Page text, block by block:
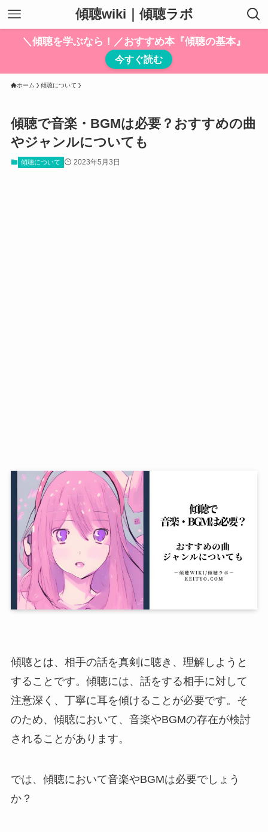
傾聴wiki｜傾聴ラボ
＼傾聴を学ぶなら！／おすすめ本『傾聴の基本』
今すぐ読む
ホーム 傾聴について
傾聴で音楽・BGMは必要？おすすめの曲
やジャンルについても
傾聴について 2023年5月3日
傾聴とは、相手の話を真剣に聴き、理解しようと
することです。傾聴には、話をする相手に対して
注意深く、丁寧に耳を傾けることが必要です。そ
のため、傾聴において、音楽やBGMの存在が検討
されることがあります。
では、傾聴において音楽やBGMは必要でしょう
か？